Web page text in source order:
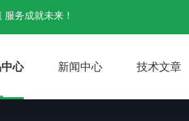
务成就未来！
心 新闻中心 技术文章